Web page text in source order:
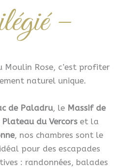
–
Moulin Rose, c’est profiter
naturel unique.
de Paladru, le Massif de
Plateau du Vercors et la
, nos chambres sont le
pour des escapades
: randonnées, balades